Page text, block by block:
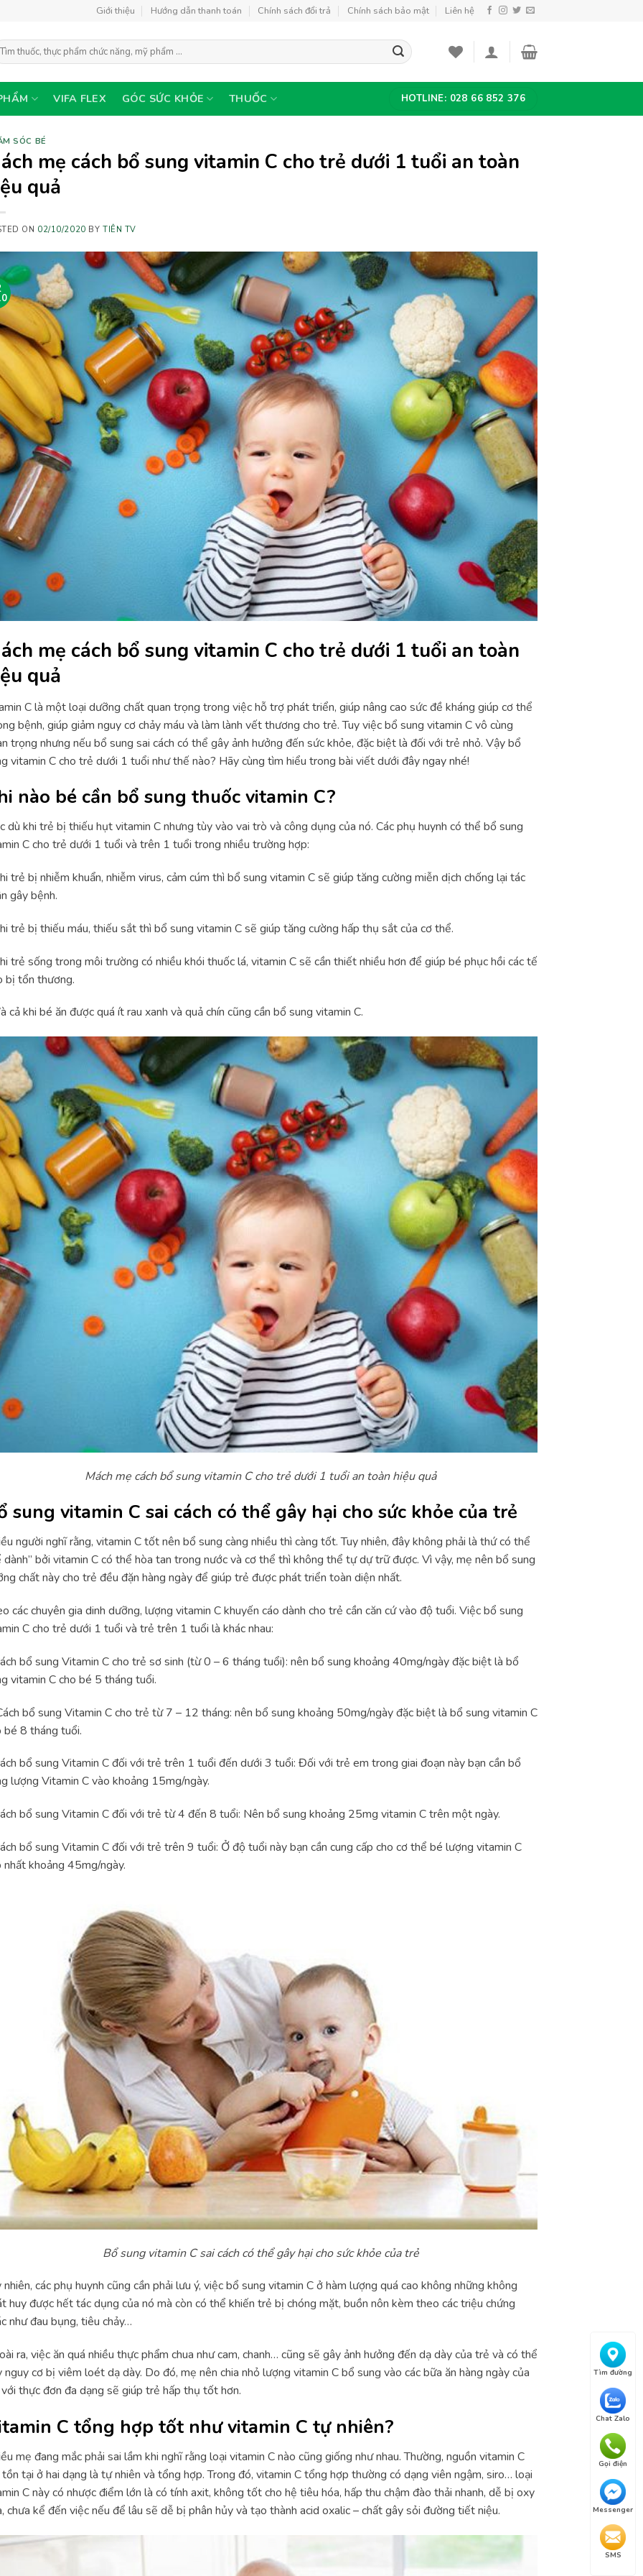
Tìm đường
Chat Zalo
Gọi điện
Messenger
SMS
Giới thiệu Hướng dẫn thanh toán Chính sách đổi trả Chính sách bảo mật Liên hệ
VIFA FLEX GÓC SỨC KHỎE THUỐC HOTLINE: 028 66 852 376
SÓC BÉ
mẹ cách bổ sung vitamin C cho trẻ dưới 1 tuổi an toàn
quả
ON 02/10/2020 BY TIÊN TV
mẹ cách bổ sung vitamin C cho trẻ dưới 1 tuổi an toàn
quả
C là một loại dưỡng chất quan trọng trong việc hỗ trợ phát triển, giúp nâng cao sức đề kháng giúp cơ thể
bệnh, giúp giảm nguy cơ chảy máu và làm lành vết thương cho trẻ. Tuy việc bổ sung vitamin C vô cùng
trọng nhưng nếu bổ sung sai cách có thể gây ảnh hưởng đến sức khỏe, đặc biệt là đối với trẻ nhỏ. Vậy bổ
vitamin C cho trẻ dưới 1 tuổi như thế nào? Hãy cùng tìm hiểu trong bài viết dưới đây ngay nhé!
nào bé cần bổ sung thuốc vitamin C?
dù khi trẻ bị thiếu hụt vitamin C nhưng tùy vào vai trò và công dụng của nó. Các phụ huynh có thể bổ sung
C cho trẻ dưới 1 tuổi và trên 1 tuổi trong nhiều trường hợp:
trẻ bị nhiễm khuẩn, nhiễm virus, cảm cúm thì bổ sung vitamin C sẽ giúp tăng cường miễn dịch chống lại tác
gây bệnh.
trẻ bị thiếu máu, thiếu sắt thì bổ sung vitamin C sẽ giúp tăng cường hấp thụ sắt của cơ thể.
trẻ sống trong môi trường có nhiều khói thuốc lá, vitamin C sẽ cần thiết nhiều hơn để giúp bé phục hồi các tế
bị tổn thương.
cả khi bé ăn được quá ít rau xanh và quả chín cũng cần bổ sung vitamin C.
Mách mẹ cách bổ sung vitamin C cho trẻ dưới 1 tuổi an toàn hiệu quả
sung vitamin C sai cách có thể gây hại cho sức khỏe của trẻ
người nghĩ rằng, vitamin C tốt nên bổ sung càng nhiều thì càng tốt. Tuy nhiên, đây không phải là thứ có thể
dành” bởi vitamin C có thể hòa tan trong nước và cơ thể thì không thể tự dự trữ được. Vì vậy, mẹ nên bổ sung
chất này cho trẻ đều đặn hàng ngày để giúp trẻ được phát triển toàn diện nhất.
các chuyên gia dinh dưỡng, lượng vitamin C khuyến cáo dành cho trẻ cần căn cứ vào độ tuổi. Việc bổ sung
C cho trẻ dưới 1 tuổi và trẻ trên 1 tuổi là khác nhau:
bổ sung Vitamin C cho trẻ sơ sinh (từ 0 – 6 tháng tuổi): nên bổ sung khoảng 40mg/ngày đặc biệt là bổ
vitamin C cho bé 5 tháng tuổi.
bổ sung Vitamin C cho trẻ từ 7 – 12 tháng: nên bổ sung khoảng 50mg/ngày đặc biệt là bổ sung vitamin C
bé 8 tháng tuổi.
bổ sung Vitamin C đối với trẻ trên 1 tuổi đến dưới 3 tuổi: Đối với trẻ em trong giai đoạn này bạn cần bổ
lượng Vitamin C vào khoảng 15mg/ngày.
bổ sung Vitamin C đối với trẻ từ 4 đến 8 tuổi: Nên bổ sung khoảng 25mg vitamin C trên một ngày.
bổ sung Vitamin C đối với trẻ trên 9 tuổi: Ở độ tuổi này bạn cần cung cấp cho cơ thể bé lượng vitamin C
nhất khoảng 45mg/ngày.
Bổ sung vitamin C sai cách có thể gây hại cho sức khỏe của trẻ
nhiên, các phụ huynh cũng cần phải lưu ý, việc bổ sung vitamin C ở hàm lượng quá cao không những không
huy được hết tác dụng của nó mà còn có thể khiến trẻ bị chóng mặt, buồn nôn kèm theo các triệu chứng
như đau bụng, tiêu chảy…
ra, việc ăn quá nhiều thực phẩm chua như cam, chanh… cũng sẽ gây ảnh hưởng đến dạ dày của trẻ và có thể
nguy cơ bị viêm loét dạ dày. Do đó, mẹ nên chia nhỏ lượng vitamin C bổ sung vào các bữa ăn hàng ngày của
thực đơn đa dạng sẽ giúp trẻ hấp thụ tốt hơn.
C tổng hợp tốt như vitamin C tự nhiên?
mẹ đang mắc phải sai lầm khi nghĩ rằng loại vitamin C nào cũng giống như nhau. Thường, nguồn vitamin C
tại ở hai dạng là tự nhiên và tổng hợp. Trong đó, vitamin C tổng hợp thường có dạng viên ngậm, siro… loại
C này có nhược điểm lớn là có tính axit, không tốt cho hệ tiêu hóa, hấp thu chậm đào thải nhanh, dễ bị oxy
chưa kể đến việc nếu để lâu sẽ dễ bị phân hủy và tạo thành acid oxalic – chất gây sỏi đường tiết niệu.